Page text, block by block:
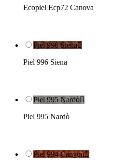
Ecopiel Ecp72 Canova
Piel 996 Siena
Piel 996 Siena
Piel 995 Nardò
Piel 995 Nardò
Piel 994 Canyon